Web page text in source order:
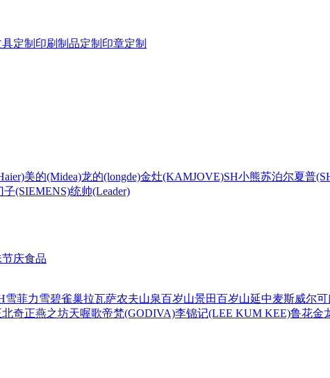
定制 印刷制品定制 印章定制
美的(Midea)龙的(longde)金灶(KAMJOVE)SH小熊苏泊尔夏普
子(SIEMENS)统帅(Leader)
节庆食品
雪菲力雪碧雀巢拉瓦萨农夫山泉百岁山景田百岁山延中麦斯威尔可
北奇正燕之坊天喔歌帝梵(GODIVA)李锦记(LEE KUM KEE)鲁花金